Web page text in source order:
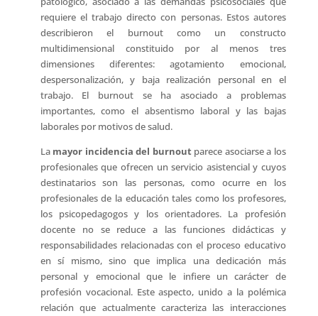
requiere el trabajo directo con personas. Estos autores
describieron el burnout como un constructo
multidimensional constituido por al menos tres
dimensiones diferentes: agotamiento emocional,
despersonalización, y baja realización personal en el
trabajo. El burnout se ha asociado a problemas
importantes, como el absentismo laboral y las bajas
laborales por motivos de salud.
La mayor incidencia del burnoutparece asociarse a los
profesionales que ofrecen un servicio asistencial y cuyos
destinatarios son las personas, como ocurre en los
profesionales de la educación tales como los profesores,
los psicopedagogos y los orientadores. La profesión
docente no se reduce a las funciones didácticas y
responsabilidades relacionadas con el proceso educativo
en sí mismo, sino que implica una dedicación más
personal y emocional que le infiere un carácter de
profesión vocacional. Este aspecto, unido a la polémica
relación que actualmente caracteriza las interacciones